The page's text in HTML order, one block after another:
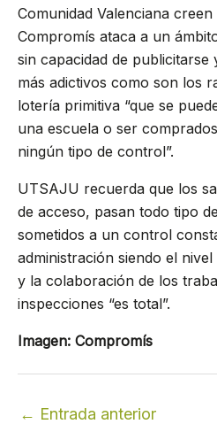
Comunidad Valenciana
Compromís ataca a un
sin capacidad de publicitarse
más adictivos como son los
lotería primitiva “que se
una escuela o ser
ningún tipo de control”.
UTSAJU recuerda que los
de acceso, pasan todo tipo
sometidos a un control
administración siendo el
y la colaboración de los
inspecciones “es total”.
Imagen: Compromís
← Entrada anterior